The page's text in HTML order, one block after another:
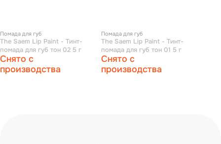
Помада для губ
The Saem Lip Paint - Тинт-
помада для губ тон 02 5 г
Снято с
производства
Помада для губ
The Saem Lip Paint - Тинт-
помада для губ тон 01 5 г
Снято с
производства